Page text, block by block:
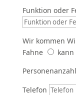
Funktion oder
Wir kommen
Fahne
Personenanzahl
Telefon